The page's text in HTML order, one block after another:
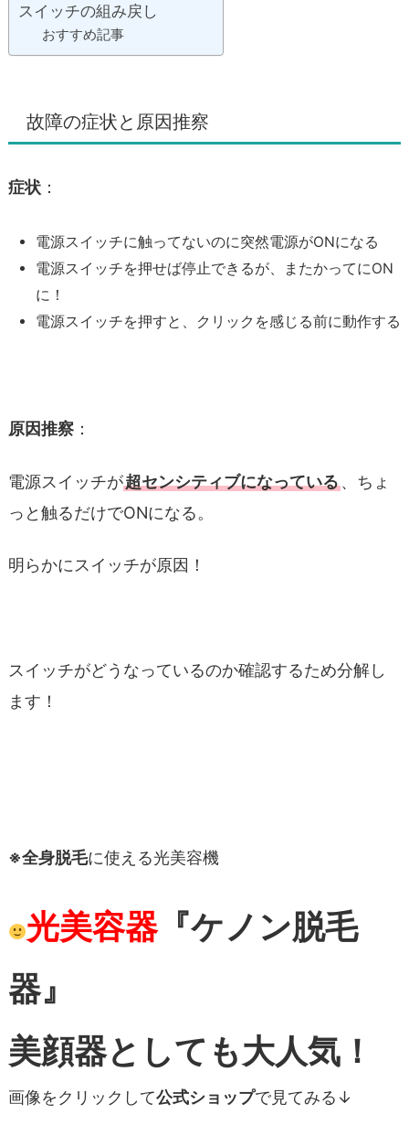
スイッチの組み戻し
おすすめ記事
故障の症状と原因推察
症状 ：
電源スイッチに触ってないのに突然電源がONになる
電源スイッチを押せば停止できるが、またかってにON
に！
電源スイッチを押すと、クリックを感じる前に動作する
原因推察 ：
電源スイッチが超センシティブになっている、ちょ
っと触るだけでONになる。
明らかにスイッチが原因！
スイッチがどうなっているのか確認するため分解し
ます！
※全身脱毛に使える光美容機
光美容器『ケノン脱毛
器』
美顔器としても大人気！
画像をクリックして公式ショップで見てみる↓